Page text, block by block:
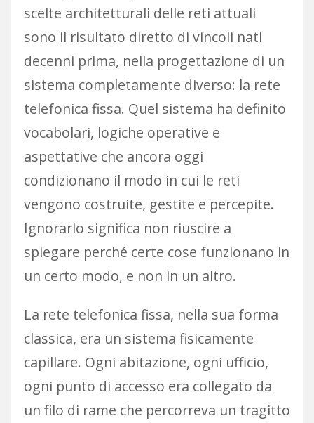
scelte architetturali delle reti attuali
sono il risultato diretto di vincoli nati
decenni prima, nella progettazione di un
sistema completamente diverso: la rete
telefonica fissa. Quel sistema ha definito
vocabolari, logiche operative e
aspettative che ancora oggi
condizionano il modo in cui le reti
vengono costruite, gestite e percepite.
Ignorarlo significa non riuscire a
spiegare perché certe cose funzionano in
un certo modo, e non in un altro.
La rete telefonica fissa, nella sua forma
classica, era un sistema fisicamente
capillare. Ogni abitazione, ogni ufficio,
ogni punto di accesso era collegato da
un filo di rame che percorreva un tragitto